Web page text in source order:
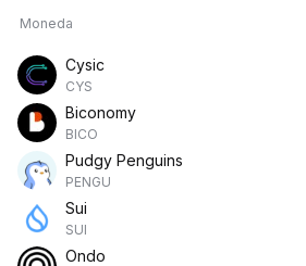
Moneda
Cysic
CYS
Biconomy
BICO
Pudgy Penguins
PENGU
Sui
SUI
Ondo